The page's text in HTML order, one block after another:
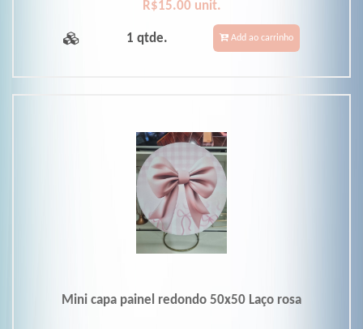
R$15.00 unit.
1 qtde. Add ao carrinho
Mini capa painel redondo 50x50 Laço rosa